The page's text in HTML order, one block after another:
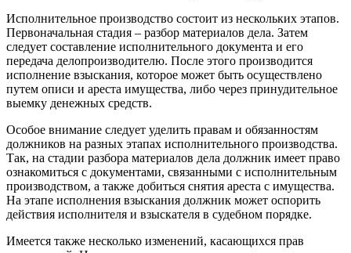
Исполнительное производство состоит из нескольких этапов.
Первоначальная стадия – разбор материалов дела. Затем
следует составление исполнительного документа и его
передача делопроизводителю. После этого производится
исполнение взыскания, которое может быть осуществлено
путем описи и ареста имущества, либо через принудительное
выемку денежных средств.
Особое внимание следует уделить правам и обязанностям
должников на разных этапах исполнительного производства.
Так, на стадии разбора материалов дела должник имеет право
ознакомиться с документами, связанными с исполнительным
производством, а также добиться снятия ареста с имущества.
На этапе исполнения взыскания должник может оспорить
действия исполнителя и взыскателя в судебном порядке.
Имеется также несколько изменений, касающихся прав